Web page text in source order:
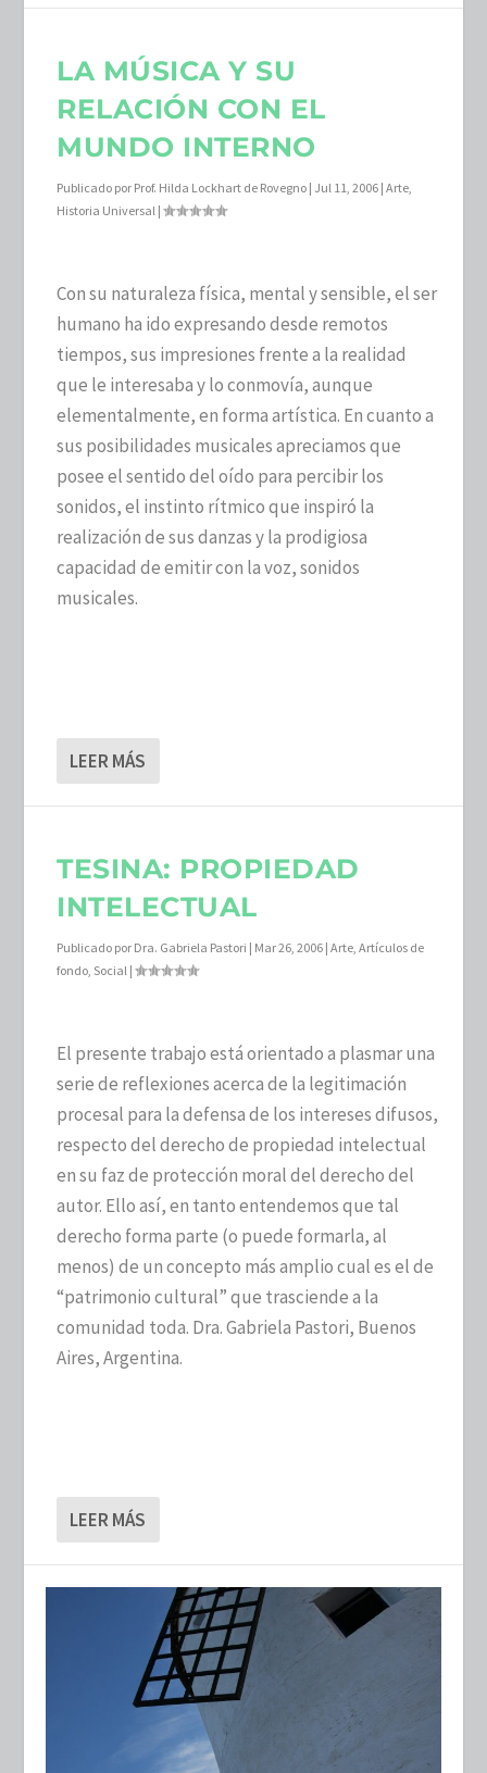
LA MÚSICA Y SU
RELACIÓN CON EL
MUNDO INTERNO
Publicado por Prof. Hilda Lockhart de Rovegno | Jul 11, 2006 |Arte
Historia Universal |
Con su naturaleza física, mental y sensible, el ser
humano ha ido expresando desde remotos
tiempos, sus impresiones frente a la realidad
que le interesaba y lo conmovía, aunque
elementalmente, en forma artística. En cuanto a
sus posibilidades musicales apreciamos que
posee el sentido del oído para percibir los
sonidos, el instinto rítmico que inspiró la
realización de sus danzas y la prodigiosa
capacidad de emitir con la voz, sonidos
musicales.
LEER MÁS
TESINA: PROPIEDAD
INTELECTUAL
Publicado por Dra. Gabriela Pastori | Mar 26, 2006 |Arte ,Artículos de
fondo Social |
El presente trabajo está orientado a plasmar una
serie de reflexiones acerca de la legitimación
procesal para la defensa de los intereses difusos,
respecto del derecho de propiedad intelectual
en su faz de protección moral del derecho del
autor. Ello así, en tanto entendemos que tal
derecho forma parte (o puede formarla, al
menos) de un concepto más amplio cual es el de
“patrimonio cultural” que trasciende a la
comunidad toda. Dra. Gabriela Pastori, Buenos
Aires, Argentina.
LEER MÁS